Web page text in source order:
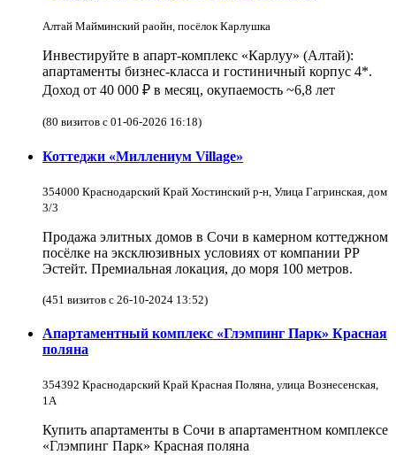
Алтай Майминский раойн, посёлок Карлушка
Инвестируйте в апарт-комплекс «Карлуу» (Алтай):
апартаменты бизнес-класса и гостиничный корпус 4*.
Доход от 40 000 ₽ в месяц, окупаемость ~6,8 лет
(80 визитов с 01-06-2026 16:18)
Коттеджи «Миллениум Village»
354000 Краснодарский Край Хостинский р-н, Улица Гагринская, дом
3/3
Продажа элитных домов в Сочи в камерном коттеджном
посёлке на эксклюзивных условиях от компании РР
Эстейт. Премиальная локация, до моря 100 метров.
(451 визитов с 26-10-2024 13:52)
Апартаментный комплекс «Глэмпинг Парк» Красная
поляна
354392 Краснодарский Край Красная Поляна, улица Вознесенская,
1А
Купить апартаменты в Сочи в апартаментном комплексе
«Глэмпинг Парк» Красная поляна